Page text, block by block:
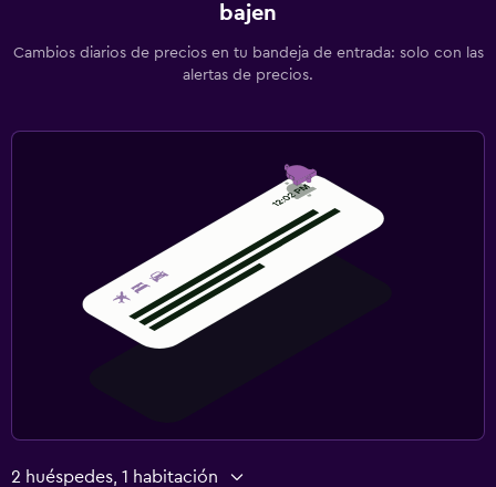
bajen
Cambios diarios de precios en tu bandeja de entrada: solo con las
alertas de precios.
2 huéspedes, 1 habitación